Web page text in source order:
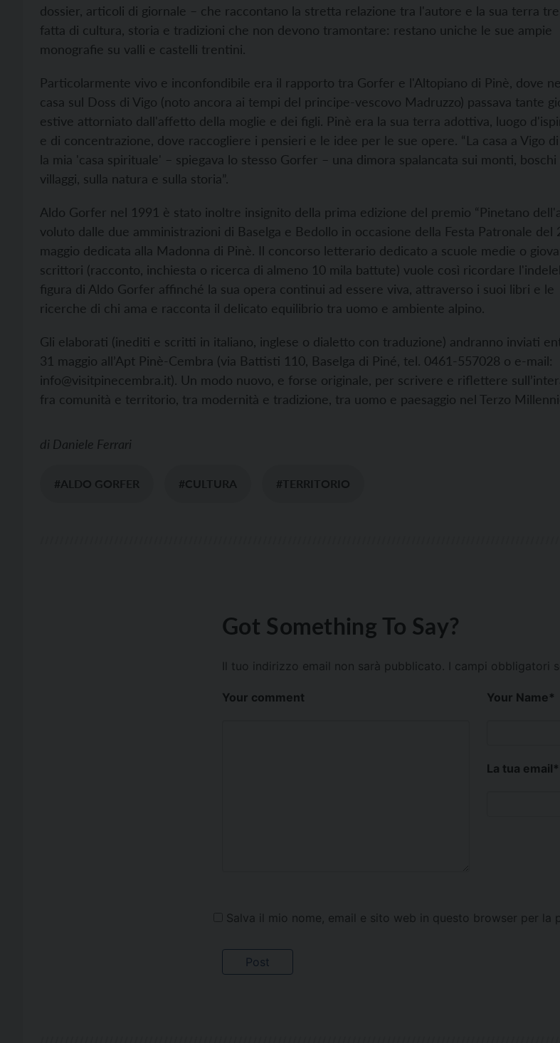
dossier, articoli di giornale – che raccontano la stretta relazione tra l'autore e la sua terra
fatta di cultura, storia e tradizioni che non devono tramontare: restano uniche le sue ampie
monografie su valli e castelli trentini.
Particolarmente vivo e inconfondibile era il rapporto tra Gorfer e l'Altopiano di Pinè, dove
casa sul Doss di Vigo (noto ancora ai tempi del principe-vescovo Madruzzo) passava tante
estive attorniato dall'affetto della moglie e dei figli. Pinè era la sua terra adottiva, luogo
e di concentrazione, dove raccogliere i pensieri e le idee per le sue opere. “La casa a Vigo
la mia 'casa spirituale' – spiegava lo stesso Gorfer – una dimora spalancata sui monti, boschi
villaggi, sulla natura e sulla storia”.
Aldo Gorfer nel 1991 è stato inoltre insignito della prima edizione del premio “Pinetano
voluto dalle due amministrazioni di Baselga e Bedollo in occasione della Festa Patronale del
maggio dedicata alla Madonna di Pinè. Il concorso letterario dedicato a scuole medie o
scrittori (racconto, inchiesta o ricerca di almeno 10 mila battute) vuole così ricordare
figura di Aldo Gorfer affinché la sua opera continui ad essere viva, attraverso i suoi libri e le
ricerche di chi ama e racconta il delicato equilibrio tra uomo e ambiente alpino.
Gli elaborati (inediti e scritti in italiano, inglese o dialetto con traduzione) andranno inviati
31 maggio all’Apt Pinè-Cembra (via Battisti 110, Baselga di Piné, tel. 0461-557028 o e-mail:
info@visitpinecembra.it). Un modo nuovo, e forse originale, per scrivere e riflettere
fra comunità e territorio, tra modernità e tradizione, tra uomo e paesaggio nel Terzo
di Daniele Ferrari
#ALDO GORFER #CULTURA #TERRITORIO
Got Something To Say?
Il tuo indirizzo email non sarà pubblicato. I campi obbligatori
Your comment Your Name*
La tua email*
Salva il mio nome, email e sito web in questo browser per la